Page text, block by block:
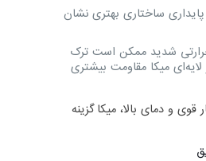
پایداری ساختاری بهتری نشان
شدید ممکن است ترک
میکا مقاومت بیشتری
قوی و دمای بالا، میکا گزینه